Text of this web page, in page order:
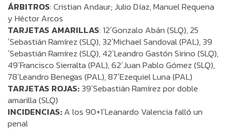
ÁRBITROS: Cristian Andaur; Julio Díaz, Manuel Requena
y Héctor Arcos
TARJETAS AMARILLAS: 12´Gonzalo Abán (SLQ), 25
´Sebastián Ramírez (SLQ), 32´Michael Sandoval (PAL), 39
´Sebastián Ramírez (SLQ), 42`Leandro Gastón Sirino (SLQ),
49´Francisco Sierralta (PAL), 62´Juan Pablo Gómez (SLQ),
78´Leandro Benegas (PAL), 87´Ezequiel Luna (PAL)
TARJETAS ROJAS: 39´Sebastián Ramírez por doble
amarilla (SLQ)
INCIDENCIAS: A los 90+1´Leanardo Valencia falló un
penal